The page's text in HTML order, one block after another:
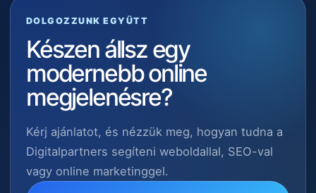
DOLGOZZUNK EGYÜTT
Készen állsz egy
modernebb online
megjelenésre?
Kérj ajánlatot, és nézzük meg, hogyan tudna a
Digitalpartners segíteni weboldallal, SEO-val
vagy online marketinggel.